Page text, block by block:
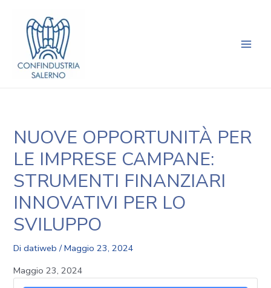
contenuto
NUOVE OPPORTUNITÀ PER
LE IMPRESE CAMPANE:
STRUMENTI FINANZIARI
INNOVATIVI PER LO
SVILUPPO
Didatiweb/Maggio 23, 2024
Maggio 23, 2024
articoli